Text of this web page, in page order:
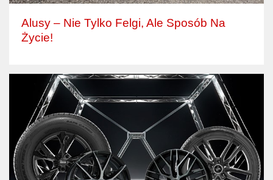
Alusy – Nie Tylko Felgi, Ale Sposób Na
Życie!